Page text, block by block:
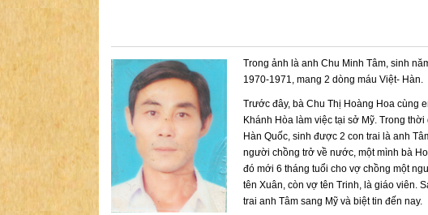
Trong ảnh là anh Chu Minh Tâm, sinh
1970-1971, mang 2 dòng máu Việt- Hàn.
Trước đây, bà Chu Thị Hoàng Hoa cùng
Khánh Hòa làm việc tại sở Mỹ. Trong
Hàn Quốc, sinh được 2 con trai là anh
người chồng trở về nước, một mình bà
đó mới 6 tháng tuổi cho vợ chồng một
tên Xuân, còn vợ tên Trinh, là giáo viên.
trai anh Tâm sang Mỹ và biệt tin đến nay.